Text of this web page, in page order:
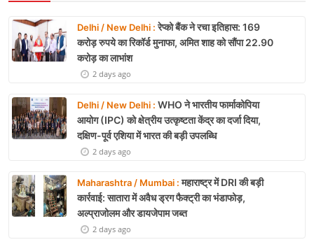
Delhi / New Delhi :रेप्को बैंक ने रचा इतिहास: 169
करोड़ रुपये का रिकॉर्ड मुनाफा, अमित शाह को सौंपा 22.90
करोड़ का लाभांश
2 days ago
Delhi / New Delhi : WHO ने भारतीय फार्माकोपिया
आयोग (IPC) को क्षेत्रीय उत्कृष्टता केंद्र का दर्जा दिया,
दक्षिण-पूर्व एशिया में भारत की बड़ी उपलब्धि
2 days ago
Maharashtra / Mumbai :महाराष्ट्र में DRI की बड़ी
कार्रवाई: सातारा में अवैध ड्रग फैक्ट्री का भंडाफोड़,
अल्प्राजोलम और डायजेपाम जब्त
2 days ago